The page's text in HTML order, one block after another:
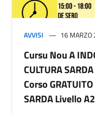
AVVISI 16
Cursu Nou A
CULTURA
Corso
SARDA Livello A2